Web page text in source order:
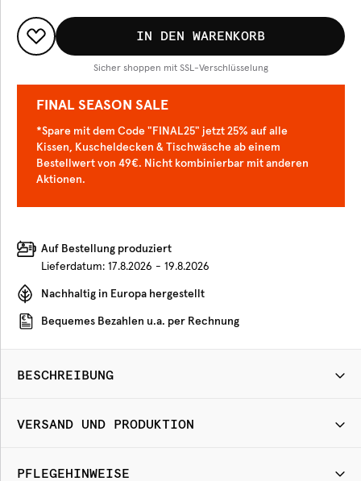
IN DEN WARENKORB
Sicher shoppen mit SSL-Verschlüsselung
FINAL SEASON SALE
*Spare mit dem Code "FINAL25" jetzt 25% auf alle
Kissen, Kuscheldecken & Tischwäsche ab einem
Bestellwert von 49€. Nicht kombinierbar mit anderen
Aktionen.
Auf Bestellung produziert
Lieferdatum: 17.8.2026 - 19.8.2026
Nachhaltig in Europa hergestellt
Bequemes Bezahlen u.a. per Rechnung
BESCHREIBUNG
VERSAND UND PRODUKTION
PFLEGEHINWEISE